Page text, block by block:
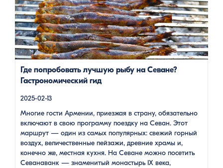
маршрут — один из самых популярных: свежий горный
воздух, величественные пейзажи, древние храмы и, конечно
же, местная кухня. На Севане можно посетить Севанаванк
— знаменитый монастырь IX века, расположенный на
полуострове, а также Айраванк, который менее известен, но
не менее […]
Где попробовать лучшую рыбу на Севане?
Гастрономический гид
2025-02-13
Многие гости Армении, приезжая в страну, обязательно
включают в свою программу поездку на Севан. Этот
маршрут — один из самых популярных: свежий горный
воздух, величественные пейзажи, древние храмы и,
конечно же, местная кухня. На Севане можно посетить
Севанаванк — знаменитый монастырь IX века,